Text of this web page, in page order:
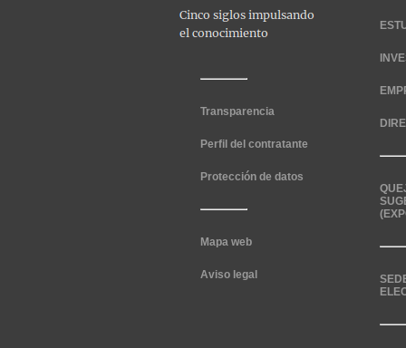
Transparencia
Perfil del contratante
Protección de datos
Mapa web
Aviso legal